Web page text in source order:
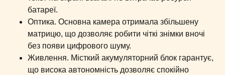
батареї.
Оптика. Основна камера отримала збільшену
матрицю, що дозволяє робити чіткі знімки вночі
без появи цифрового шуму.
Живлення. Місткий акумуляторний блок гарантує,
що висока автономність дозволяє спокійно